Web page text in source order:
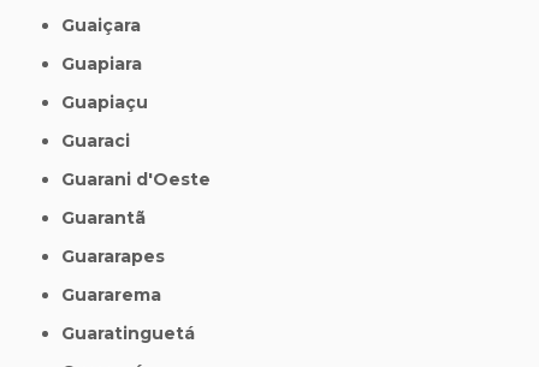
Guaiçara
Guapiara
Guapiaçu
Guaraci
Guarani d'Oeste
Guarantã
Guararapes
Guararema
Guaratinguetá